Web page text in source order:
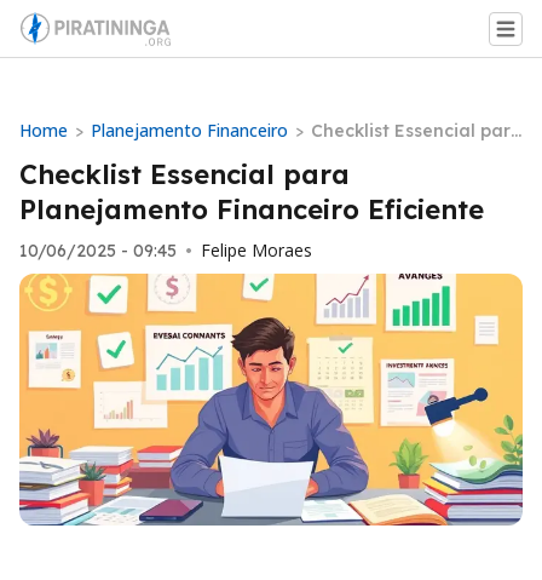
Home > Planejamento Financeiro > Checklist Essencial para
o Eficiente
Checklist Essencial para
Planejamento Financeiro Eficiente
10/06/2025 - 09:45 • Felipe Moraes